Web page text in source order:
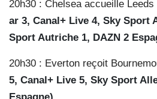
20h30 : Chelsea accueille Leeds
ar 3, Canal+ Live 4, Sky Sport
Sport Autriche 1, DAZN 2
20h30 : Everton reçoit
5, Canal+ Live 5, Sky Sport
Espagne)